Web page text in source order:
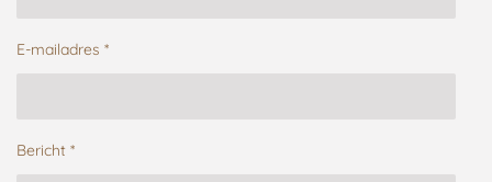
E-mailadres *
Bericht *